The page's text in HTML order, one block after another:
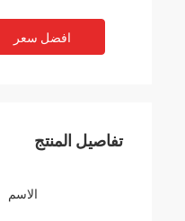
افضل سعر
تفاصيل المنتج
الاسم